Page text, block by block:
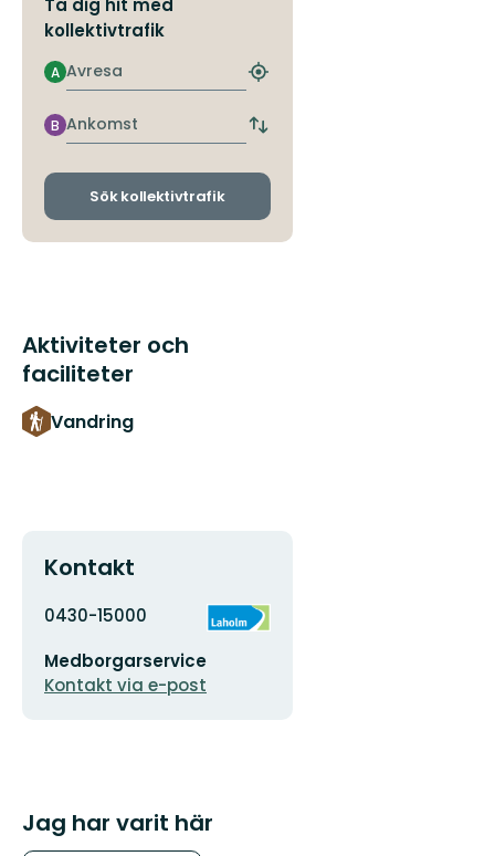
Ta dig hit med
kollektivtrafik
Avresa
A
Hitta
hållplats
Ankomst
B
Byt
och
Sök kollektivtrafik
Aktiviteter och
faciliteter
Vandring
Kontakt
Adress
0430-15000
postadress
Medborgarservice
Kontakt via e-post
Organisationens
logotyp
Jag har varit här